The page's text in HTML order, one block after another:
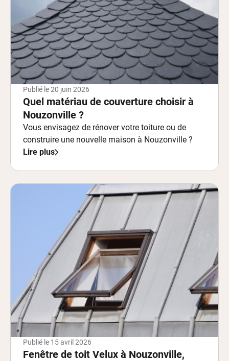
Publié le20 juin 2026
Quel matériau de couverture choisir à
Nouzonville ?
Vous envisagez de rénover votre toiture ou de
construire une nouvelle maison à Nouzonville ?
Lire plus
Publié le 15 avril 2026
Fenêtre de toit Velux à Nouzonville,